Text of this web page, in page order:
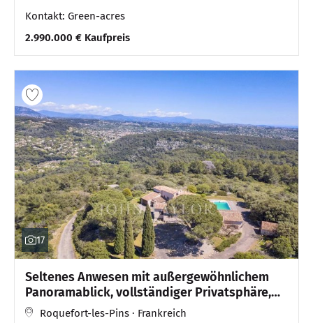
Kontakt: Green-acres
2.990.000 € Kaufpreis
17
Seltenes Anwesen mit außergewöhnlichem
Panoramablick, vollständiger Privatsphäre,
absoluter Ruhe
Roquefort-les-Pins · Frankreich